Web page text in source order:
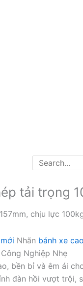
tải trọng
chịu lực
Nhãn bánh xe
Nghiệp Nhẹ
bền bỉ và êm ái
đàn hồi vượt trội,